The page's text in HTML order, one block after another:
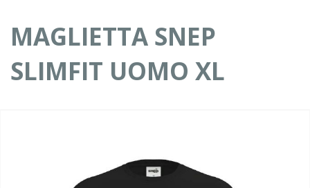
MAGLIETTA SNEP
SLIMFIT UOMO XL